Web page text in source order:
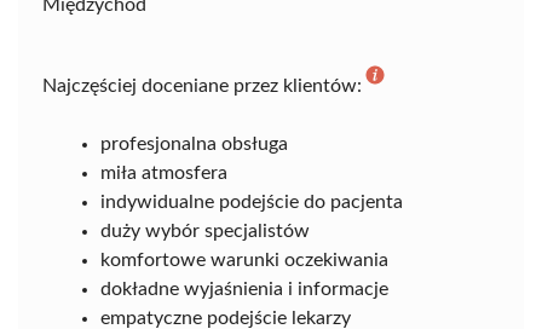
Międzychód
Najczęściej doceniane przez klientów:
profesjonalna obsługa
miła atmosfera
indywidualne podejście do pacjenta
duży wybór specjalistów
komfortowe warunki oczekiwania
dokładne wyjaśnienia i informacje
empatyczne podejście lekarzy